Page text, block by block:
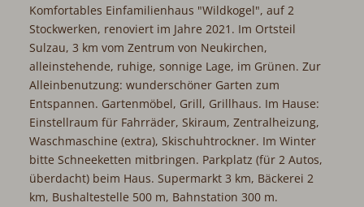
Komfortables Einfamilienhaus "Wildkogel", auf 2
Stockwerken, renoviert im Jahre 2021. Im Ortsteil
Sulzau, 3 km vom Zentrum von Neukirchen,
alleinstehende, ruhige, sonnige Lage, im Grünen. Zur
Alleinbenutzung: wunderschöner Garten zum
Entspannen. Gartenmöbel, Grill, Grillhaus. Im Hause:
Einstellraum für Fahrräder, Skiraum, Zentralheizung,
Waschmaschine (extra), Skischuhtrockner. Im Winter
bitte Schneeketten mitbringen. Parkplatz (für 2 Autos,
überdacht) beim Haus. Supermarkt 3 km, Bäckerei 2
km, Bushaltestelle 500 m, Bahnstation 300 m.